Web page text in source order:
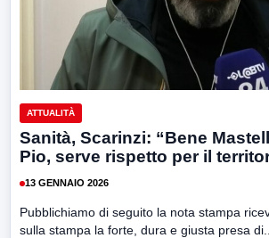
ATTUALITÀ
Sanità, Scarinzi: “Bene
Pio, serve rispetto per il
13 GENNAIO 2026
Pubblichiamo di seguito la nota stampa
sulla stampa la forte, dura e giusta presa di...